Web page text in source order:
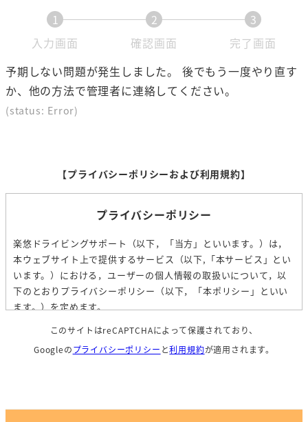
1
入力画面
表
示
い
る
面
で
す
。
2
確認画面
表
示
い
る
画
面
で
す
。
3
完了画面
表
る
で
す
。
予期しない問題が発生しました。 後でもう一度やり直す
か、他の方法で管理者に連絡してください。
(status: Error)
【プライバシーポリシーおよび利用規約】
プライバシーポリシー
楽悠ドライビングサポート（以下，「当方」といいます。）は，
本ウェブサイト上で提供するサービス（以下,「本サービス」とい
います。）における，ユーザーの個人情報の取扱いについて，以
下のとおりプライバシーポリシー（以下，「本ポリシー」といい
ます。）を定めます。
第1条（個人情報）
を識別できる情報及び容貌，指紋，声紋にかかるデータ，及び健康保
このサイトはreCAPTCHAによって保護されており、
Googleのプライバシーポリシー と利用規約が適用されます。